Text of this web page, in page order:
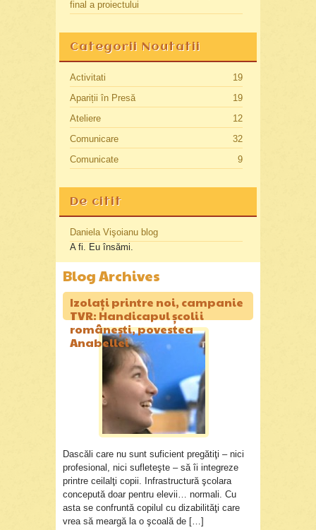
final a proiectului
Categorii Noutatii
Activitati
19
Apariții în Presă
19
Ateliere
12
Comunicare
32
Comunicate
9
De citit
Daniela Vişoianu blog
A fi. Eu însămi.
Blog Archives
Izolați printre noi, campanie
TVR: Handicapul şcolii
româneşti, povestea
Anabellei
Dascăli care nu sunt suficient pregătiţi – nici
profesional, nici sufleteşte – să îi integreze
printre ceilalţi copii. Infrastructură şcolara
concepută doar pentru elevii… normali. Cu
asta se confruntă copilul cu dizabilităţi care
vrea să meargă la o şcoală de […]